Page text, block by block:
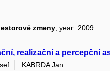
zmeny , year: 2009
realizační a percepční
KABRDA Jan